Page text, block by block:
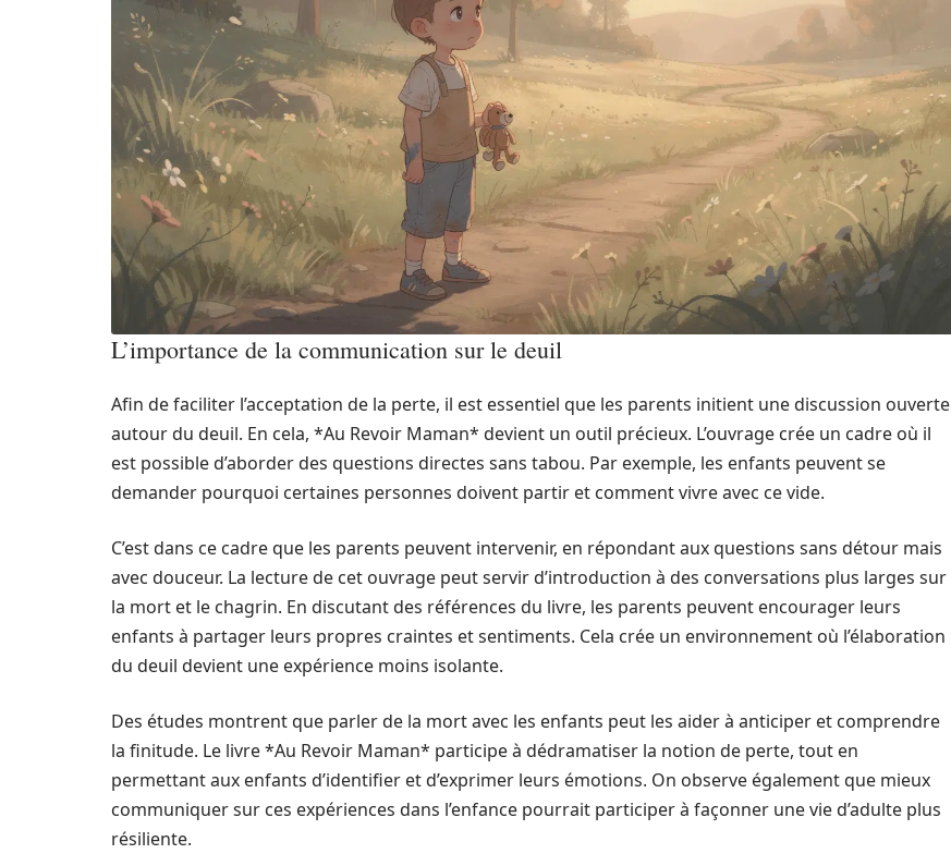
L’importance de la communication sur le deuil
Afin de faciliter l’acceptation de la perte, il est essentiel que les parents initient une discussion ouverte
autour du deuil. En cela, *Au Revoir Maman* devient un outil précieux. L’ouvrage crée un cadre où il
est possible d’aborder des questions directes sans tabou. Par exemple, les enfants peuvent se
demander pourquoi certaines personnes doivent partir et comment vivre avec ce vide.
C’est dans ce cadre que les parents peuvent intervenir, en répondant aux questions sans détour mais
avec douceur. La lecture de cet ouvrage peut servir d’introduction à des conversations plus larges sur
la mort et le chagrin. En discutant des références du livre, les parents peuvent encourager leurs
enfants à partager leurs propres craintes et sentiments. Cela crée un environnement où l’élaboration
du deuil devient une expérience moins isolante.
Des études montrent que parler de la mort avec les enfants peut les aider à anticiper et comprendre
la finitude. Le livre *Au Revoir Maman* participe à dédramatiser la notion de perte, tout en
permettant aux enfants d’identifier et d’exprimer leurs émotions. On observe également que mieux
communiquer sur ces expériences dans l’enfance pourrait participer à façonner une vie d’adulte plus
résiliente.